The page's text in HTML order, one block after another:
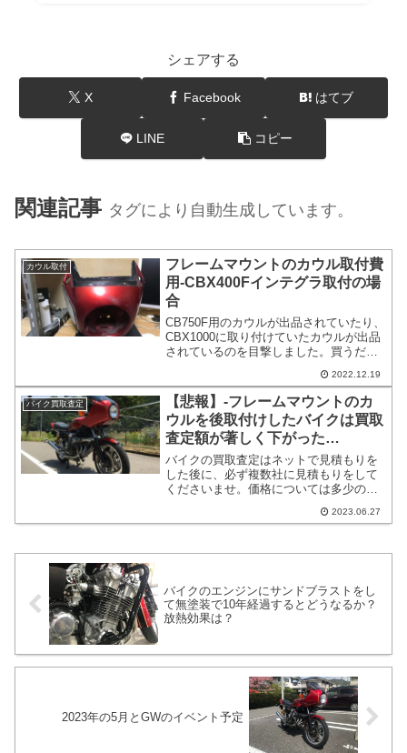
シェアする
X Facebook はてブ
LINE コピー
関連記事 タグにより自動生成しています。
カウル取付
フレームマウントのカウル取付費
用-CBX400Fインテグラ取付の場
合
CB750F用のカウルが出品されていたり、
CBX1000に取り付けていたカウルが出品
されているのを目撃しました。買うだけ
た後に何をすればよいかなどの参考にな
ればよいなと思います。フレームマウン
トのカウルは買った後にDIYだけで取り
付けて終了という作業ではございませ
ん。
2022.12.19
バイク買取査定
【悲報】-フレームマウントのカ
ウルを後取付けしたバイクは買取
査定額が著しく下がった…
バイクの買取査定はネットで見積もりを
した後に、必ず複数社に見積もりをして
くださいませ。価格については多少の上
と思われるかもしれません。数万円から
2023.06.27
バイクのエンジンにサンドブラストをし
て無塗装で10年経過するとどうなるか？
放熱効果は？
2023年の5月とGWのイベント予定